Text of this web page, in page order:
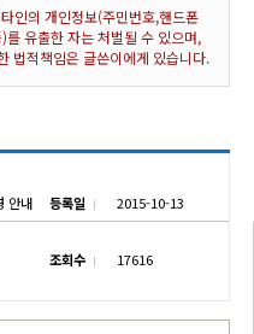
인의 개인정보(주민번호,핸드폰
유출한 자는 처벌될 수 있으며,
법적책임은 글쓴이에게 있습니다.
안내 등록일 2015-10-13
조회수 17616